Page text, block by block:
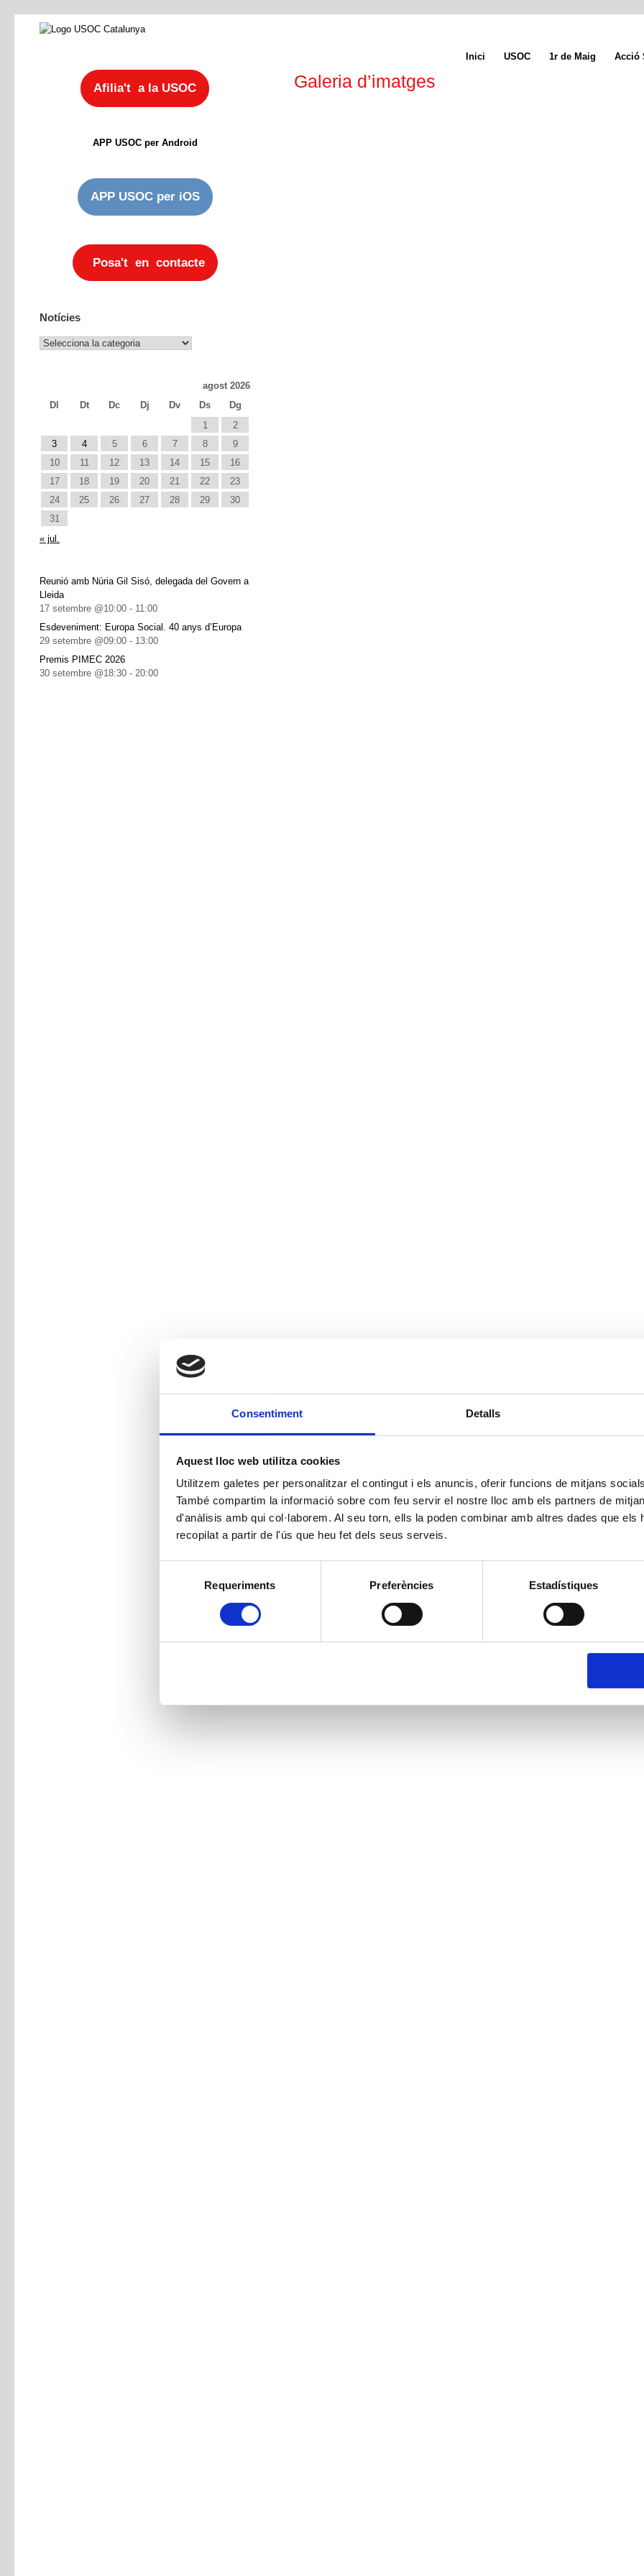
Consentiment Detalls
Aquest lloc web utilitza cookies
Utilitzem galetes per personalitzar el contingut i els anuncis, oferir funcions de mitjans
També compartim la informació sobre com feu servir el nostre lloc amb els partners de
d'anàlisis amb qui col·laborem. Al seu torn, ells la poden combinar amb altres dades que els
recopilat a partir de l'ús que heu fet dels seus serveis.
consentiment
Requeriments Preferències Estadístiques
Inici USOC 1r de Maig Acció
Galeria d’imatges
Afilia't a la USOC
APP USOC per Android
APP USOC per iOS
Posa't en contacte
Notícies
Notícies
agost 2026
Dl
Dt Dc Dj Dv Ds
Dg
1
2
3
4 5 6 7 8
9
10
11 12 13 14 15
16
17
18 19 20 21 22
23
24
25 26 27 28 29
30
31
« jul.
Reunió amb Núria Gil Sisó, delegada del Govern a
Lleida
17 setembre @10:00 - 11:00
Esdeveniment: Europa Social. 40 anys d’Europa
29 setembre @09:00 - 13:00
Premis PIMEC 2026
30 setembre @18:30 - 20:00